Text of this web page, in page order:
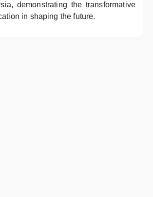
demonstrating the transformative
in shaping the future.